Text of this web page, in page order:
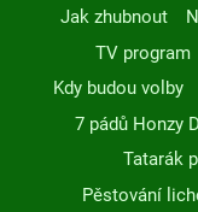
Jak zhubnout
TV program
Kdy budou volby
7 pádů Honzy
Tatarák
Pěstování